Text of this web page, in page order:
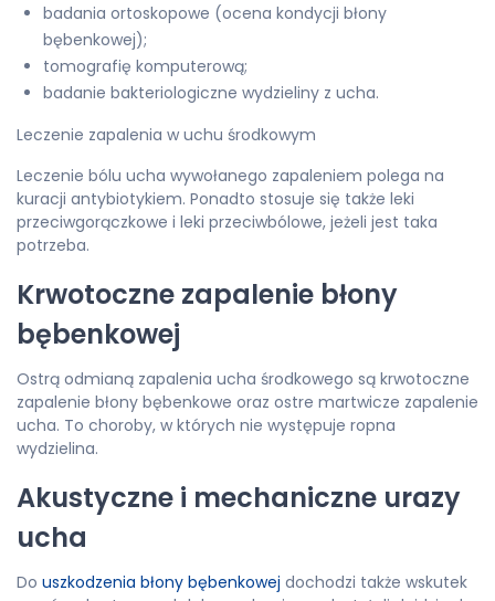
badania ortoskopowe (ocena kondycji błony
bębenkowej);
tomografię komputerową;
badanie bakteriologiczne wydzieliny z ucha.
Leczenie zapalenia w uchu środkowym
Leczenie bólu ucha wywołanego zapaleniem polega na
kuracji antybiotykiem. Ponadto stosuje się także leki
przeciwgorączkowe i leki przeciwbólowe, jeżeli jest taka
potrzeba.
Krwotoczne zapalenie błony
bębenkowej
Ostrą odmianą zapalenia ucha środkowego są krwotoczne
zapalenie błony bębenkowe oraz ostre martwicze zapalenie
ucha. To choroby, w których nie występuje ropna
wydzielina.
Akustyczne i mechaniczne urazy
ucha
Do uszkodzenia błony bębenkowej dochodzi także wskutek